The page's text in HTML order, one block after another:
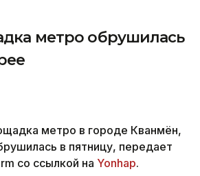
метро обрушилась
метро в городе Кванмён,
в пятницу, передает
со ссылкой на Yonhap.